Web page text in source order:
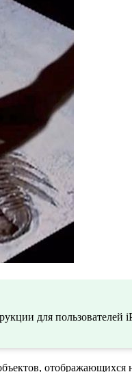
для пользователей